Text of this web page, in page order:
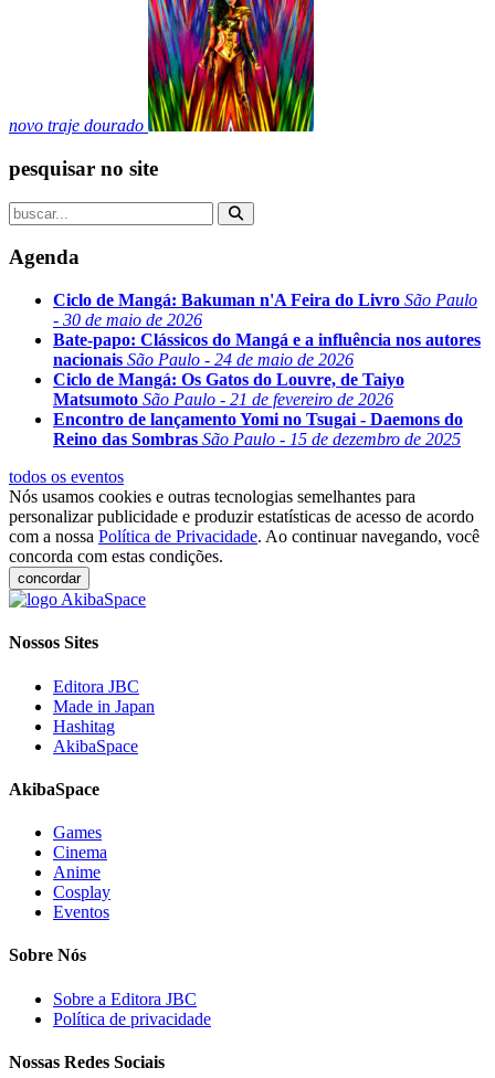
novo traje dourado
pesquisar no site
Agenda
Ciclo de Mangá: Bakuman n'A Feira do Livro São Paulo
- 30 de maio de 2026
Bate-papo: Clássicos do Mangá e a influência nos autores
nacionais São Paulo - 24 de maio de 2026
Ciclo de Mangá: Os Gatos do Louvre, de Taiyo
Matsumoto São Paulo - 21 de fevereiro de 2026
Encontro de lançamento Yomi no Tsugai - Daemons do
Reino das Sombras São Paulo - 15 de dezembro de 2025
todos os eventos
Nós usamos cookies e outras tecnologias semelhantes para
personalizar publicidade e produzir estatísticas de acesso de acordo
com a nossa Política de Privacidade. Ao continuar navegando, você
concorda com estas condições.
concordar
Nossos Sites
Editora JBC
Made in Japan
Hashitag
AkibaSpace
AkibaSpace
Games
Cinema
Anime
Cosplay
Eventos
Sobre Nós
Sobre a Editora JBC
Política de privacidade
Nossas Redes Sociais